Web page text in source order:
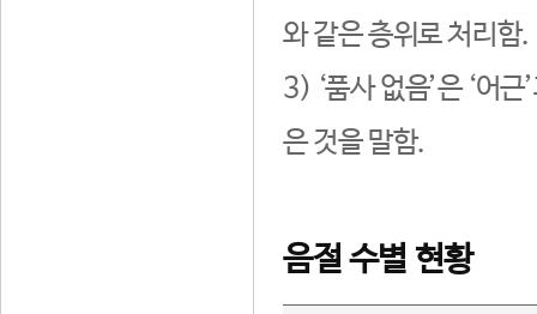
와 같은 층위로 처리함.
3) ‘품사 없음’은 ‘어
은 것을 말함.
음절 수별 현황